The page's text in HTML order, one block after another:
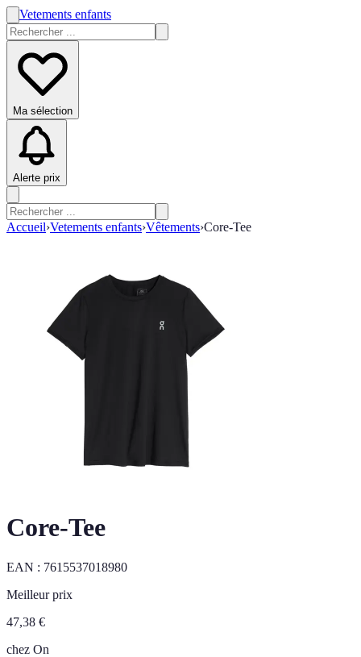
Vetements enfants
Ma sélection
Alerte prix
Accueil›Vetements enfants›Vêtements›Core-Tee
Core-Tee
EAN : 7615537018980
Meilleur prix
47,38 €
chez On